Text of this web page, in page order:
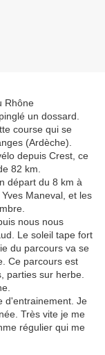
Rhône
un dossard.
course qui se
(Ardèche).
depuis Crest, ce
82 km.
départ du 8 km à
Maneval, et les
nous nous
Le soleil tape fort
du parcours va se
Ce parcours est
parties sur herbe.
d'entrainement. Je
Très vite je me
régulier qui me